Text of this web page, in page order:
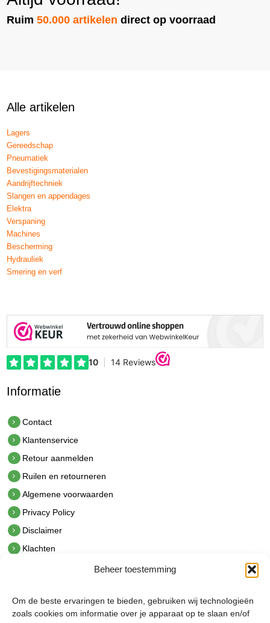
Beheer toestemming
Om de beste ervaringen te bieden, gebruiken wij technologieën
zoals cookies om informatie over je apparaat op te slaan en/of
Ruim50.000 artikelen direct op voorraad
Alle artikelen
Lagers
Gereedschap
Pneumatiek
Bevestigingsmaterialen
Aandrijftechniek
Slangen en appendages
Elektra
Verspaning
Machines
Bescherming
Hydrauliek
Smering en verf
Informatie
Contact
Klantenservice
Retour aanmelden
Ruilen en retourneren
Algemene voorwaarden
Privacy Policy
Disclaimer
Klachten
hetindustriehuis B.V.
De Hoek 1 1601 MR Enkhuizen